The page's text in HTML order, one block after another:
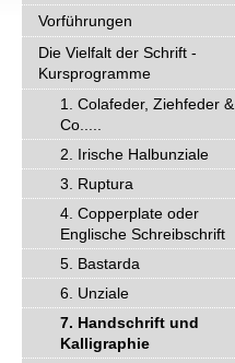
Vorführungen
Die Vielfalt der Schrift -
Kursprogramme
1. Colafeder, Ziehfeder &
Co.....
2. Irische Halbunziale
3. Ruptura
4. Copperplate oder
Englische Schreibschrift
5. Bastarda
6. Unziale
7. Handschrift und
Kalligraphie